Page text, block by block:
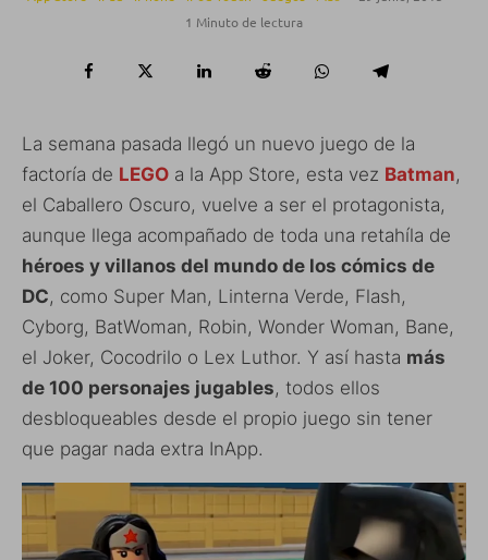
1 Minuto de lectura
La semana pasada llegó un nuevo juego de la
factoría de LEGO a la App Store, esta vez Batman,
el Caballero Oscuro, vuelve a ser el protagonista,
aunque llega acompañado de toda una retahíla de
héroes y villanos del mundo de los cómics de
DC, como Super Man, Linterna Verde, Flash,
Cyborg, BatWoman, Robin, Wonder Woman, Bane,
el Joker, Cocodrilo o Lex Luthor. Y así hasta más
de 100 personajes jugables, todos ellos
desbloqueables desde el propio juego sin tener
que pagar nada extra InApp.